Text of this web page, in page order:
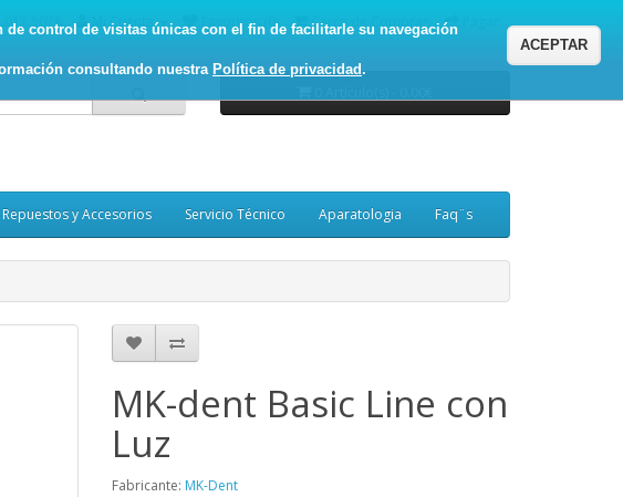
control de visitas únicas con el fin de facilitarle su navegación
consultando nuestra Política de privacidad.
ACEPTAR
Mi Cuenta Favoritos (0) Carro de Compras
Repuestos y Accesorios Servicio Técnico Aparatologia Faq¨s
MK-dent Basic Line con
Luz
Fabricante: MK-Dent